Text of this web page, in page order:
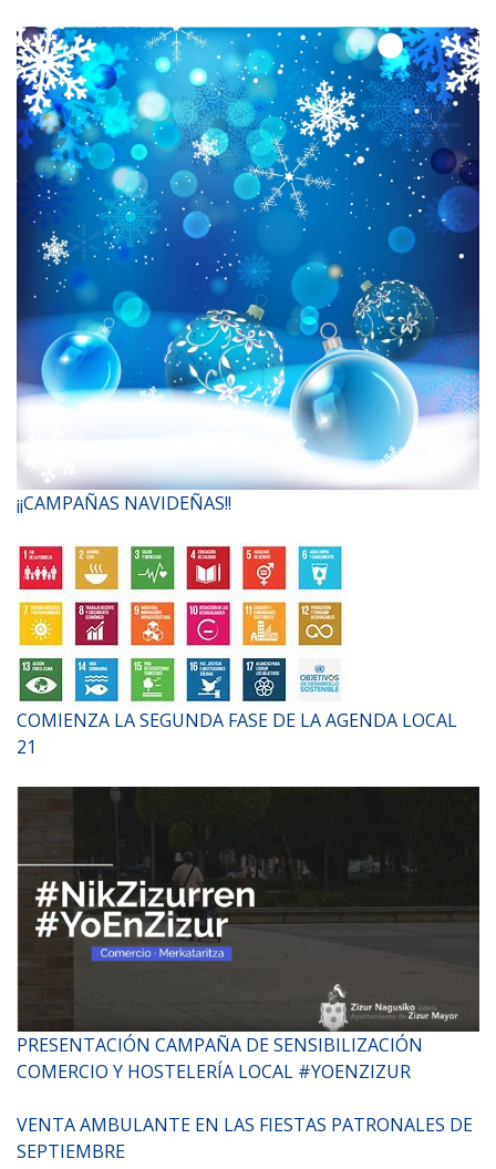
¡¡CAMPAÑAS NAVIDEÑAS!!
COMIENZA LA SEGUNDA FASE DE LA AGENDA LOCAL
21
PRESENTACIÓN CAMPAÑA DE SENSIBILIZACIÓN
COMERCIO Y HOSTELERÍA LOCAL #YOENZIZUR
VENTA AMBULANTE EN LAS FIESTAS PATRONALES DE
SEPTIEMBRE